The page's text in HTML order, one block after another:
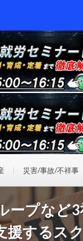
災害/事故/不祥事
ープなど
援するス